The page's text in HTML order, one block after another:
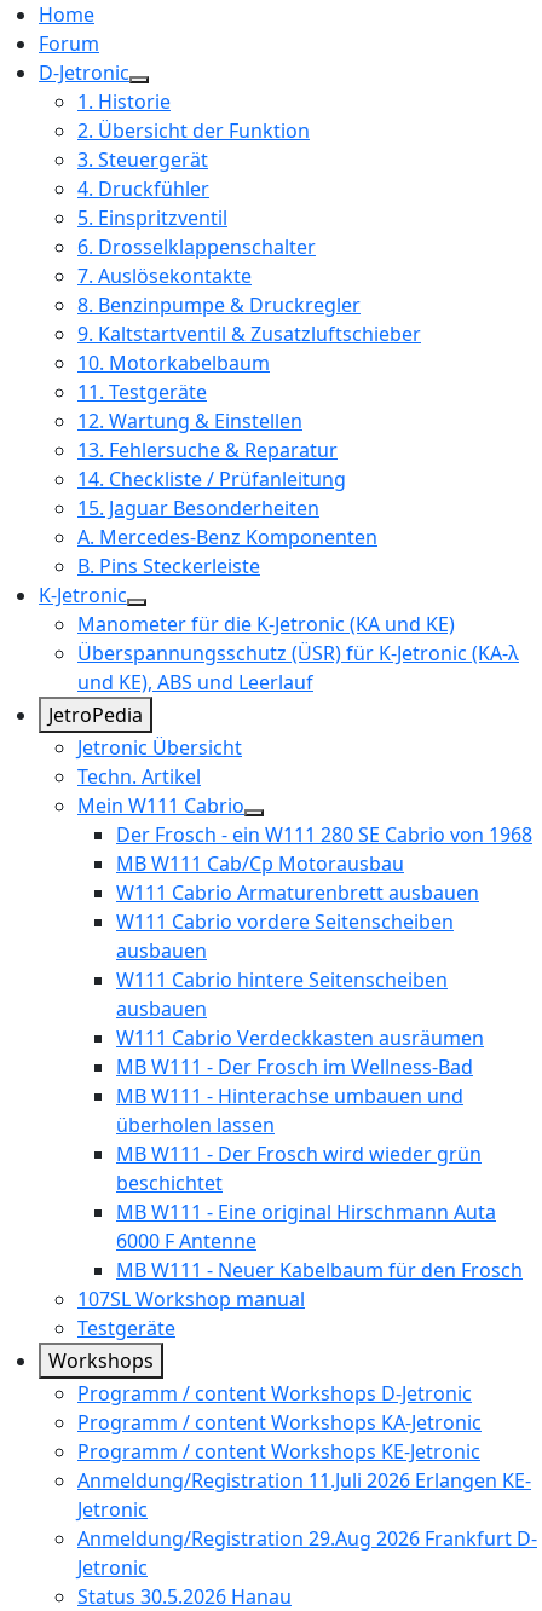
Home
Forum
D-Jetronic
1. Historie
2. Übersicht der Funktion
3. Steuergerät
4. Druckfühler
5. Einspritzventil
6. Drosselklappenschalter
7. Auslösekontakte
8. Benzinpumpe & Druckregler
9. Kaltstartventil & Zusatzluftschieber
10. Motorkabelbaum
11. Testgeräte
12. Wartung & Einstellen
13. Fehlersuche & Reparatur
14. Checkliste / Prüfanleitung
15. Jaguar Besonderheiten
A. Mercedes-Benz Komponenten
B. Pins Steckerleiste
K-Jetronic
Manometer für die K-Jetronic (KA und KE)
Überspannungsschutz (ÜSR) für K-Jetronic (KA-λ
und KE), ABS und Leerlauf
JetroPedia
Jetronic Übersicht
Techn. Artikel
Mein W111 Cabrio
Der Frosch - ein W111 280 SE Cabrio von 1968
MB W111 Cab/Cp Motorausbau
W111 Cabrio Armaturenbrett ausbauen
W111 Cabrio vordere Seitenscheiben
ausbauen
W111 Cabrio hintere Seitenscheiben
ausbauen
W111 Cabrio Verdeckkasten ausräumen
MB W111 - Der Frosch im Wellness-Bad
MB W111 - Hinterachse umbauen und
überholen lassen
MB W111 - Der Frosch wird wieder grün
beschichtet
MB W111 - Eine original Hirschmann Auta
6000 F Antenne
MB W111 - Neuer Kabelbaum für den Frosch
107SL Workshop manual
Testgeräte
Workshops
Programm / content Workshops D-Jetronic
Programm / content Workshops KA-Jetronic
Programm / content Workshops KE-Jetronic
Anmeldung/Registration 11.Juli 2026 Erlangen KE-
Jetronic
Anmeldung/Registration 29.Aug 2026 Frankfurt D-
Jetronic
Status 30.5.2026 Hanau